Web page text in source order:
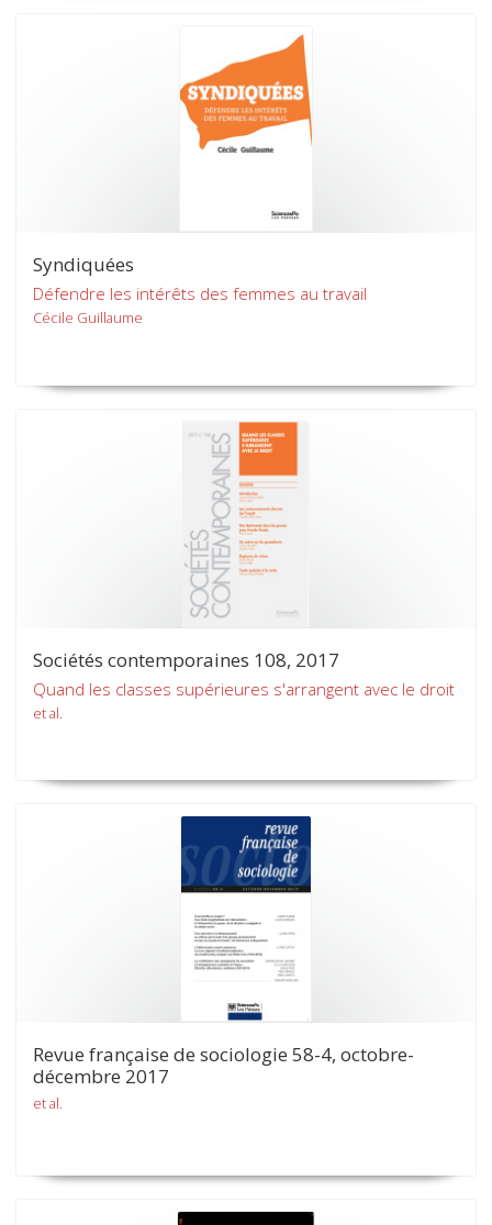
Syndiquées
Défendre les intérêts des femmes au travail
Cécile Guillaume
Sociétés contemporaines 108, 2017
Quand les classes supérieures s'arrangent avec le droit
et al.
Revue française de sociologie 58-4, octobre-
décembre 2017
et al.